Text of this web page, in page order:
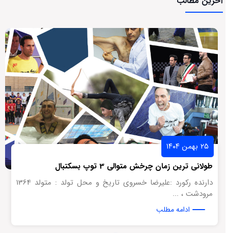
۲۵ بهمن ۱۴۰۴
طولانی ترین زمان چرخش متوالی 3 توپ بسکتبال
دارنده رکورد :علیرضا خسروی تاریخ و محل تولد : متولد 1364
مرودشت ، ...
ادامه مطلب